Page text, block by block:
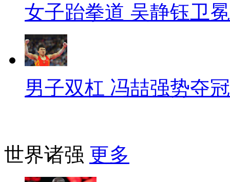
女子跆拳道 吴静钰卫冕
男子双杠 冯喆强势夺冠
世界诸强 更多